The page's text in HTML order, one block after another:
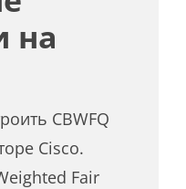
на
CBWFQ
Cisco.
Fair